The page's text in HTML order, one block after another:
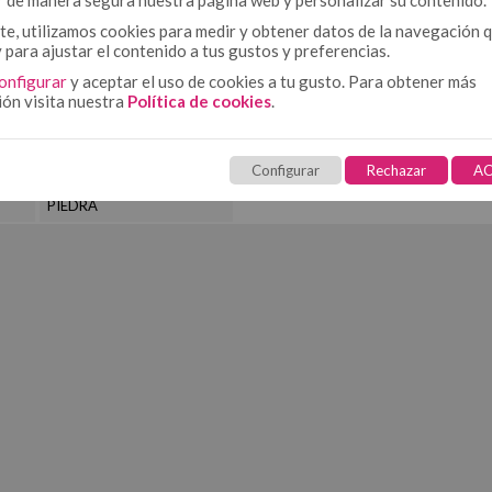
PIEDRA
utilizamos cookies para medir y obtener datos de la navegación
para ajustar el contenido a tus gustos y preferencias.
y aceptar el uso de cookies a tu gusto. Para obtener más
visita nuestra Política de cookies.
Configurar Rechazar